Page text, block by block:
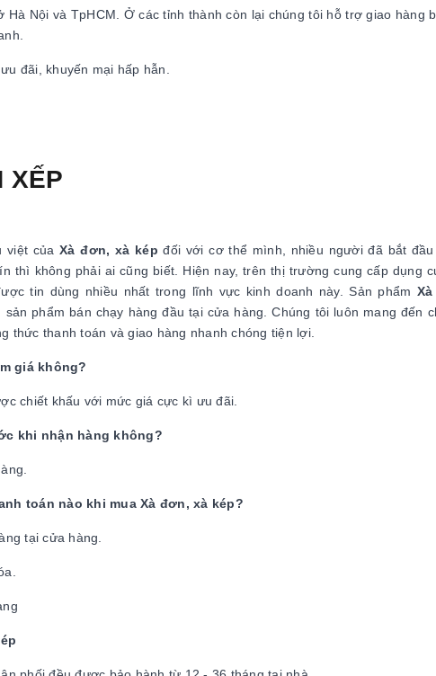
Nội và TpHCM. Ở các tỉnh thành còn lại chúng tôi hỗ trợ giao hàng
đãi, khuyến mại hấp hẫn.
XẾP
việt củaXà đơn, xà kép đối với cơ thể mình, nhiều người đã bắt
thì không phải ai cũng biết. Hiện nay, trên thị trường cung cấp dụng
tin dùng nhiều nhất trong lĩnh vực kinh doanh này. Sản phẩm
phẩm bán chạy hàng đầu tại cửa hàng. Chúng tôi luôn mang đến
thức thanh toán và giao hàng nhanh chóng tiện lợi.
giá không?
chiết khấu với mức giá cực kì ưu đãi.
khi nhận hàng không?
toán nào khi mua Xà đơn, xà kép?
tại cửa hàng.